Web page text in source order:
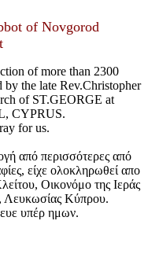
of Novgorod
of more than 2300
the late Rev.Christopher
of ST.GEORGE at
CYPRUS.
for us.
από περισσότερες από
είχε ολοκληρωθεί απο
Οικονόμο της Ιεράς
Λευκωσίας Κύπρου.
υπέρ ημων.